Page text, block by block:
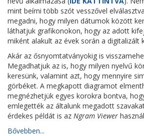
mint beírni több szót vesszővel
megadni, hogy milyen dátumok között
láthatjuk grafikonokon, hogy az adott
miként alakult az évek során a digitalizált
Akár az ősnyomtatványokig is
Megadhatjuk az is, hogy milyen nyelvű
keresünk, valamint azt, hogy mennyire
görbéket. A megkapott diagramot
megnézhetjük egyes korokra bontva,
emlegették az általunk megadott
érdekes példát is az Ngram Viewer
Bővebben...